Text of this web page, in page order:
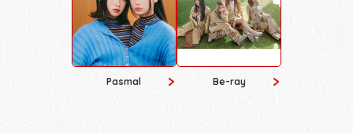
Pasmal Be-ray